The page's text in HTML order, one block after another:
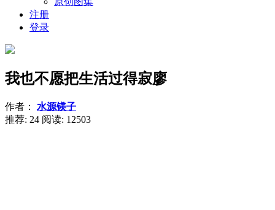
注册
登录
我也不愿把生活过得寂廖
作者： 水源镁子
推荐: 24 阅读: 12503